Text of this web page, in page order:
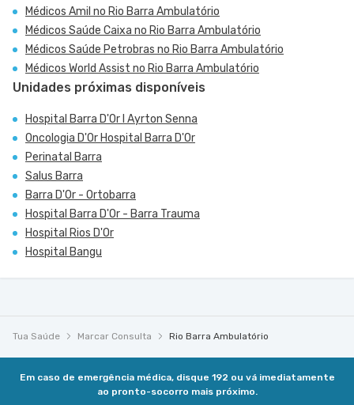
Médicos Amil no Rio Barra Ambulatório
Médicos Saúde Caixa no Rio Barra Ambulatório
Médicos Saúde Petrobras no Rio Barra Ambulatório
Médicos World Assist no Rio Barra Ambulatório
Unidades próximas disponíveis
Hospital Barra D'Or I Ayrton Senna
Oncologia D'Or Hospital Barra D'Or
Perinatal Barra
Salus Barra
Barra D'Or - Ortobarra
Hospital Barra D'Or - Barra Trauma
Hospital Rios D'Or
Hospital Bangu
Tua Saúde Marcar Consulta Rio Barra Ambulatório
Em caso de emergência médica, disque 192 ou vá imediatamente
ao pronto-socorro mais próximo.